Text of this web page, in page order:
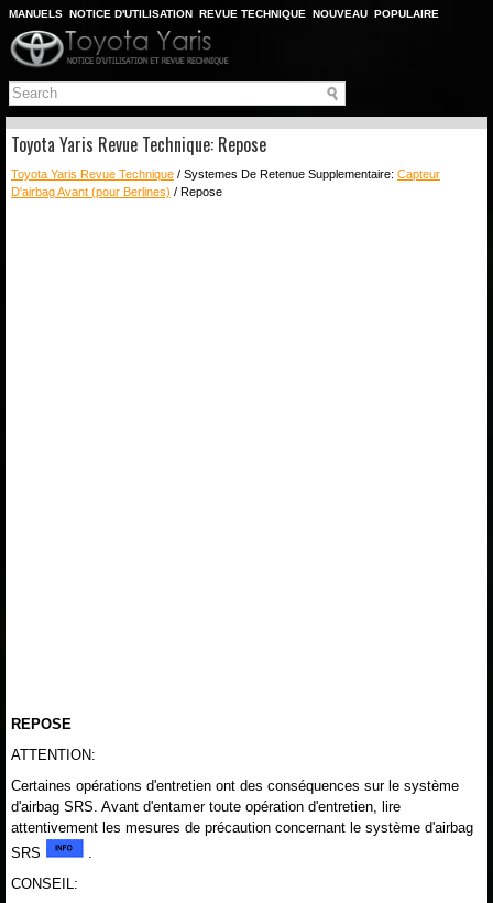
MANUELS NOTICE D'UTILISATION REVUE TECHNIQUE NOUVEAU POPULAIRE
PLAN DU SITE
CHERCHER
Toyota Yaris Revue Technique: Repose
Toyota Yaris Revue Technique / Systemes De Retenue Supplementaire: Capteur
D'airbag Avant (pour Berlines) / Repose
REPOSE
ATTENTION:
Certaines opérations d'entretien ont des conséquences sur le système
d'airbag SRS. Avant d'entamer toute opération d'entretien, lire
attentivement les mesures de précaution concernant le système d'airbag
SRS
CONSEIL: